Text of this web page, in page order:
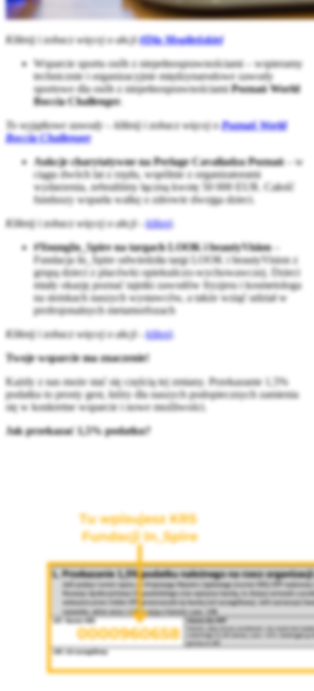
Kliknij i zobacz więcej o akcji#Dla Mogileńskiej
Wsparcie sportu osób z niepełnosprawnościami – wspieramy
technicznie i organizacyjnie międzynarodowe zawody
sportowe dla osób z niepełnosprawnościamiPoznań World
Boccia Challenger.
To wyjątkowe zawody – kliknij i zobacz więcej oPoznań World
Boccia Challenger
Aukcje charytatywne na Perlage Cavaliadza Poznań – w
ciągu dwóch lat z rzędu, wspólnie z organizatorami
wydarzenia, zebraliśmy łączną kwotę 50 000 EUR. Całość
funduszy wsparła walkę o zdrowie dwojga dzieci.
Kliknij i zobacz więcej o akcji -kliknij.
#YoungIn_Spire na targach LOOK i beautyVision
Fundacja In_Spire odwiedziła targi LOOK i beautyVision z
grupą dzieci z placówki opiekuńczo-wychowawczej. Dzieci
miały okazję poznać tajniki zawodów fryzjera i kosmetologa
na stoiskach naszych wystawców, a także wziąć udział w
profesjonalnych metamorfozach
Kliknij i zobacz więcej o akcji -kliknij.
Twoje wsparcie ma znaczenie!
Każdy z nas może stać się częścią tej zmiany. Przekazanie 1,5%
podatku to prosty gest, który dla naszych podopiecznych zamienia
się w konkretne wsparcie i nowe możliwości.
Jak przekazać 1,5% podatku?